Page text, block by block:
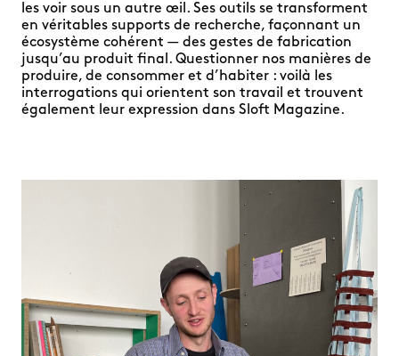
les voir sous un autre œil. Ses outils se transforment
en véritables supports de recherche, façonnant un
écosystème cohérent — des gestes de fabrication
jusqu’au produit final. Questionner nos manières de
produire, de consommer et d’habiter : voilà les
interrogations qui orientent son travail et trouvent
également leur expression dans Sloft Magazine.